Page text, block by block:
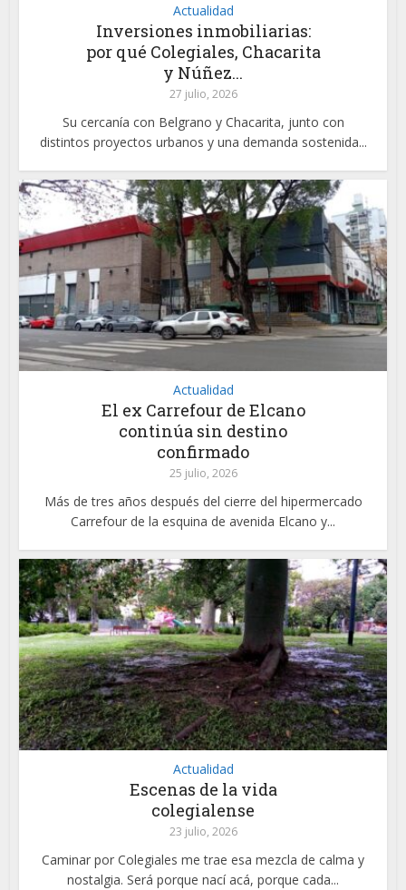
Actualidad
Inversiones inmobiliarias:
por qué Colegiales, Chacarita
y Núñez...
27 julio, 2026
Su cercanía con Belgrano y Chacarita, junto con
distintos proyectos urbanos y una demanda sostenida...
Actualidad
El ex Carrefour de Elcano
continúa sin destino
confirmado
25 julio, 2026
Más de tres años después del cierre del hipermercado
Carrefour de la esquina de avenida Elcano y...
Actualidad
Escenas de la vida
colegialense
23 julio, 2026
Caminar por Colegiales me trae esa mezcla de calma y
nostalgia. Será porque nací acá, porque cada...